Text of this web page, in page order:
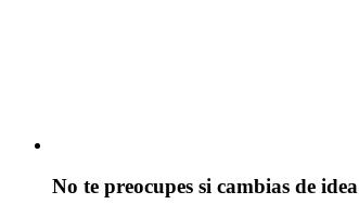
No te preocupes si cambias de idea